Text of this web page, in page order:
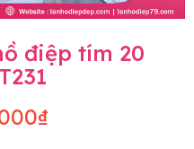
điệp tím 20